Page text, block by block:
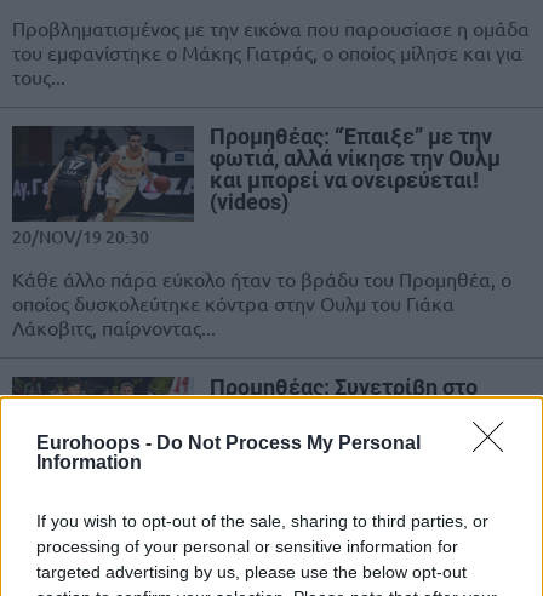
Eurohoops - Do Not Process My Personal
Information
If you wish to opt-out of the sale, sharing to third parties, or
processing of your personal or sensitive information for
targeted advertising by us, please use the below opt-out
Προβληματισμένος με την εικόνα που παρουσίασε η ομάδα
του εμφανίστηκε ο Μάκης Γιατράς, ο οποίος μίλησε και για
τους...
Προμηθέας: “Έπαιξε” με την
φωτιά, αλλά νίκησε την Ουλμ
και μπορεί να ονειρεύεται!
(videos)
20/NOV/19 20:30
Kάθε άλλο πάρα εύκολο ήταν το βράδυ του Προμηθέα, ο
οποίος δυσκολεύτηκε κόντρα στην Ουλμ του Γιάκα
Λάκοβιτς, παίρνοντας...
Προμηθέας: Συνετρίβη στο
μάχη της πρωτιάς! (videos)
ιστορίας του έζησε ο Προμηθέας (5-2), ο οποίος γνώρισε
βαριά ήττα...